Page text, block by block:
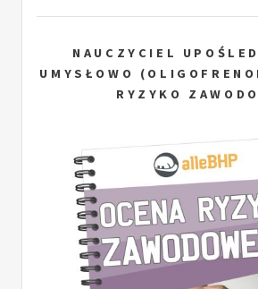
NAUCZYCIEL
UMYSŁOWO
RYZYKO